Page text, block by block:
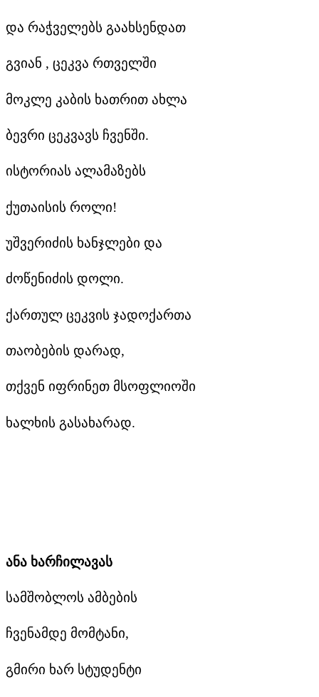
და რაჭველებს გაახსენდათ
გვიან , ცეკვა რთველში
მოკლე კაბის ხათრით ახლა
ბევრი ცეკვავს ჩვენში.
ისტორიას ალამაზებს
ქუთაისის როლი!
უშვერიძის ხანჯლები და
ძოწენიძის დოლი.
ქართულ ცეკვის ჯადოქართა
თაობების დარად,
თქვენ იფრინეთ მსოფლიოში
ხალხის გასახარად.
ანა ხარჩილავას
სამშობლოს ამბების
ჩვენამდე მომტანი,
გმირი ხარ სტუდენტი